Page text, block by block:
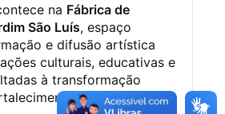
na Fábrica de
São Luís, espaço
e difusão artística
culturais, educativas e
à transformação
das juventudes